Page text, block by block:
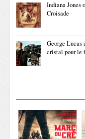
Indiana Jones
Croisade
George Lucas
cristal pour le